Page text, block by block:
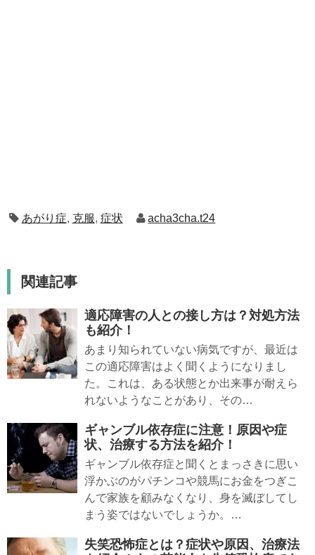
あがり症, 克服, 症状 acha3cha.t24
関連記事
適応障害の人との接し方は？対処方法
も紹介！
あまり知られていない病気ですが、最近は
この適応障害はよく聞くようになりまし
た。これは、ある状態とか出来事が耐えら
れないようなことがあり、その…
ギャンブル依存症に注意！原因や症
状、治療する方法を紹介！
ギャンブル依存症と聞くとまっさきに思い
浮かぶのがパチンコや競馬にお金をつぎこ
んで家族を顧みなくなり、身を滅ぼしてし
まう姿ではないでしょうか。…
失笑恐怖症とは？症状や原因、治療法